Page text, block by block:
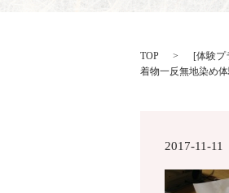
TOP [体験プ
着物一反無地染め
2017-11-11